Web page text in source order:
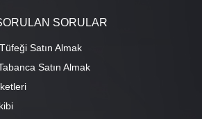
SORULAR
Satın Almak
Satın Almak